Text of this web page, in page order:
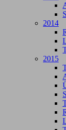
2014
2015